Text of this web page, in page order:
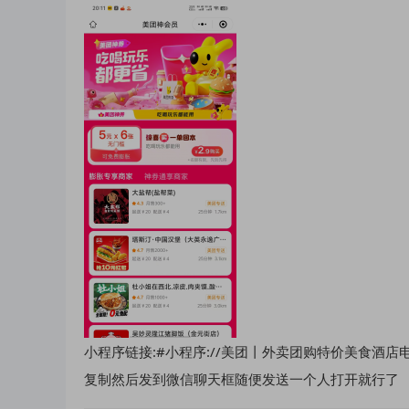
小程序链接:#小程序://美团丨外卖团购特价美食酒店
复制然后发到微信聊天框随便发送一个人打开就行了